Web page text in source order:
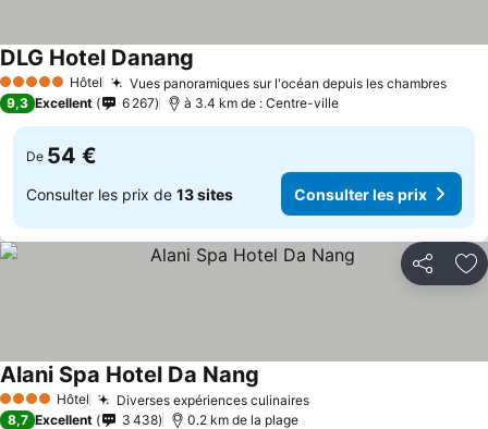
5 Étoiles Hôtel Vues panoramiques sur l'océan depuis les chambres
DLG Hotel Danang
9,3 Excellent 6 267 à 3.4 km de : Centre-ville
De 54 €
Consulter les prix de 13 sites Consulter les prix
Partager
4 Étoiles Hôtel Diverses expériences culinairesConsulter les prix
Alani Spa Hotel Da Nang
8,7 Excellent 3 438 0.2 km de la plage